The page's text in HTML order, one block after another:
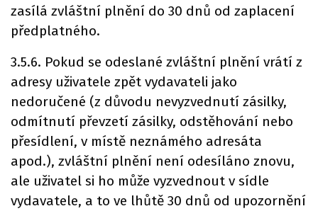
zasílá zvláštní plnění do 30 dnů od zaplacení
předplatného.
3.5.6. Pokud se odeslané zvláštní plnění vrátí z
adresy uživatele zpět vydavateli jako
nedoručené (z důvodu nevyzvednutí zásilky,
odmítnutí převzetí zásilky, odstěhování nebo
přesídlení, v místě neznámého adresáta
apod.), zvláštní plnění není odesíláno znovu,
ale uživatel si ho může vyzvednout v sídle
vydavatele, a to ve lhůtě 30 dnů od upozornění